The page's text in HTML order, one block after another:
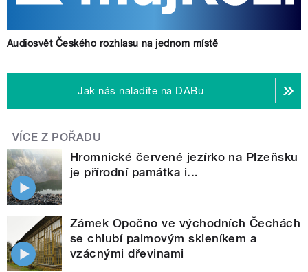
Audiosvět Českého rozhlasu na jednom místě
Jak nás naladíte na DABu
VÍCE Z POŘADU
Hromnické červené jezírko na Plzeňsku
je přírodní památka i...
Zámek Opočno ve východních Čechách
se chlubí palmovým skleníkem a
vzácnými dřevinami